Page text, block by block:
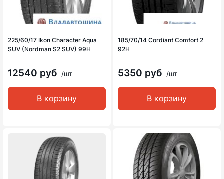
225/60/17 Ikon Character Aqua
SUV (Nordman S2 SUV) 99H
12540 руб /шт
В корзину
185/70/14 Cordiant Comfort 2
92H
5350 руб /шт
В корзину